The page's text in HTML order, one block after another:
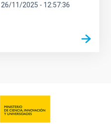
26/11/2025 - 12:57:36